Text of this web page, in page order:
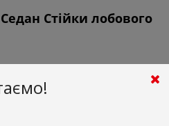
Стійки лобового